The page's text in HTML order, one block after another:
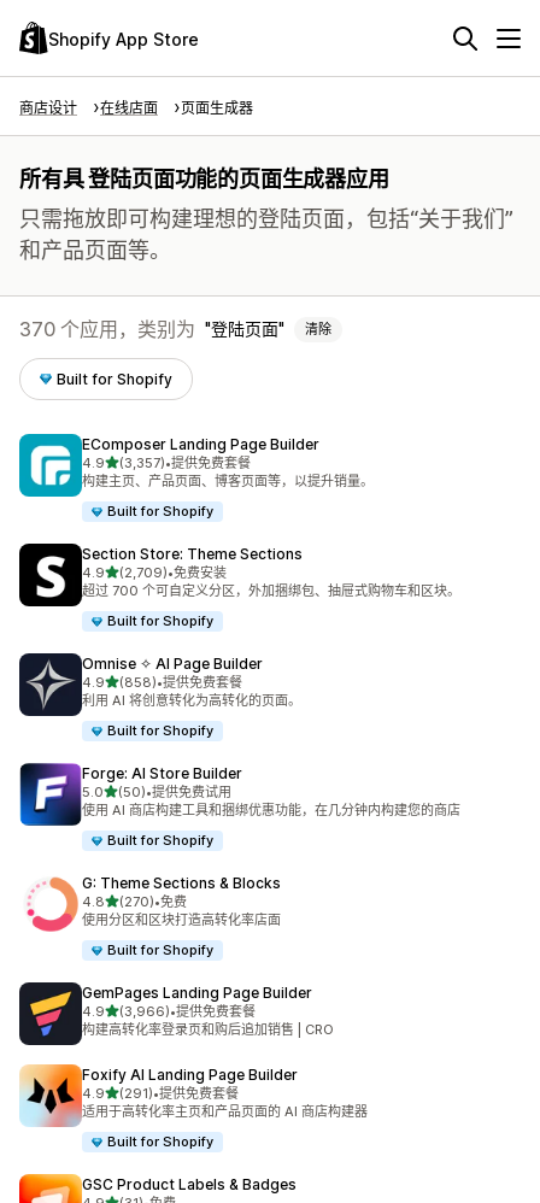
Shopify App Store
商店设计 在线店面 页面生成器
所有具 登陆页面功能的页面生成器应用
只需拖放即可构建理想的登陆页面，包括“关于我们”
和产品页面等。
370 个应用，类别为 登陆页面 清除
Built for Shopify
EComposer Landing Page Builder
4.9星（满分 5 星）
(3,357)
总共 3357 条评论
•提供免费套餐
构建主页、产品页面、博客页面等，以提升销量。
Built for Shopify
Section Store: Theme Sections
4.9星（满分 5 星）
(2,709)
总共 2709 条评论
•免费安装
超过 700 个可自定义分区，外加捆绑包、抽屉式购物车和区块。
Built for Shopify
Omnise ✧ AI Page Builder
4.9星（满分 5 星）
(858)
总共 858 条评论
•提供免费套餐
利用 AI 将创意转化为高转化的页面。
Built for Shopify
Forge: AI Store Builder
5.0星（满分 5 星）
(50)
总共 50 条评论
•提供免费试用
使用 AI 商店构建工具和捆绑优惠功能，在几分钟内构建您的商店
Built for Shopify
G: Theme Sections & Blocks
4.8星（满分 5 星）
(270)
总共 270 条评论
•免费
使用分区和区块打造高转化率店面
Built for Shopify
GemPages Landing Page Builder
4.9星（满分 5 星）
(3,966)
总共 3966 条评论
•提供免费套餐
构建高转化率登录页和购后追加销售 | CRO
Foxify AI Landing Page Builder
4.9星（满分 5 星）
(291)
总共 291 条评论
•提供免费套餐
适用于高转化率主页和产品页面的 AI 商店构建器
Built for Shopify
GSC Product Labels & Badges